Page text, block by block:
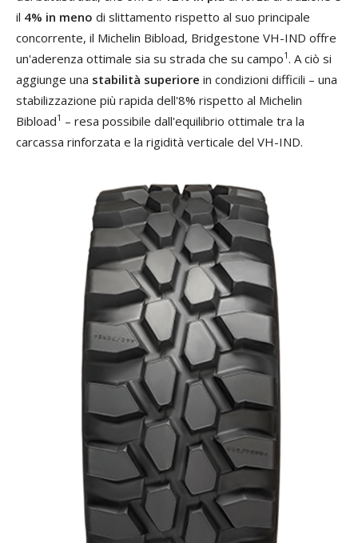
il 4% in meno di slittamento rispetto al suo principale
concorrente, il Michelin Bibload, Bridgestone VH-IND offre
un'aderenza ottimale sia su strada che su campo1. A ciò si
aggiunge una stabilità superiore in condizioni difficili – una
stabilizzazione più rapida dell'8% rispetto al Michelin
Bibload1 – resa possibile dall'equilibrio ottimale tra la
carcassa rinforzata e la rigidità verticale del VH-IND.